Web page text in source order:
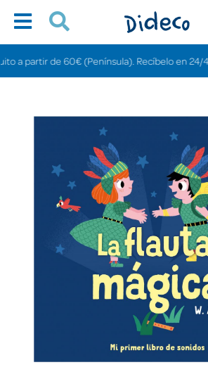
partir de 60€ (Península). Recíbelo en 24/48